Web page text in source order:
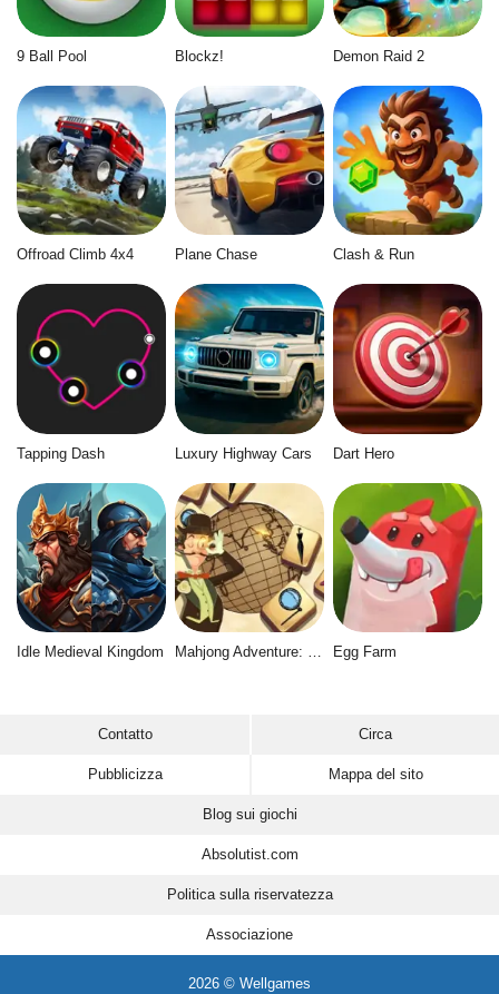
9 Ball Pool Blockz! Demon Raid 2
Offroad Climb 4x4 Plane Chase Clash & Run
Tapping Dash Luxury Highway Cars Dart Hero
Idle Medieval Kingdom Egg Farm
Contatto Circa
Pubblicizza Mappa del sito
Blog sui giochi
Absolutist.com
Politica sulla riservatezza
Associazione
2026 © Wellgames